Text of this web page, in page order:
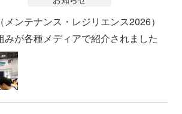
ンテナンス・レジリエンス2026）
みが各種メディアで紹介されました